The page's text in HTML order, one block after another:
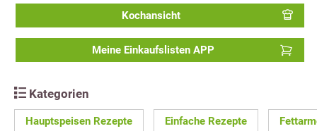
Kochansicht
Meine Einkaufslisten APP
Kategorien
Hauptspeisen Rezepte Einfache Rezepte